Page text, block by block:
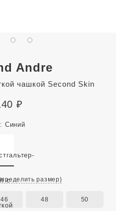
Andre
чашкой Second Skin
₽
Синий
размер)
46 48 50